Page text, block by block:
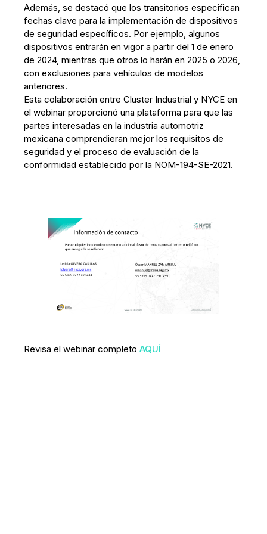
Además, se destacó que los transitorios especifican
fechas clave para la implementación de dispositivos
de seguridad específicos. Por ejemplo, algunos
dispositivos entrarán en vigor a partir del 1 de enero
de 2024, mientras que otros lo harán en 2025 o 2026,
con exclusiones para vehículos de modelos
anteriores.
Esta colaboración entre Cluster Industrial y NYCE en
el webinar proporcionó una plataforma para que las
partes interesadas en la industria automotriz
mexicana comprendieran mejor los requisitos de
seguridad y el proceso de evaluación de la
conformidad establecido por la NOM-194-SE-2021.
Revisa el webinar completoAQUÍ